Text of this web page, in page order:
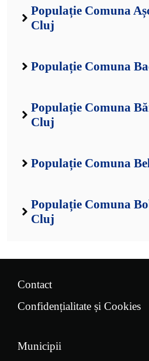
Populație Comuna
Cluj
Populație Comuna
Populație Comuna
Cluj
Populație Comuna
Populație Comuna
Cluj
Contact
Confidențialitate și Cookies
Municipii